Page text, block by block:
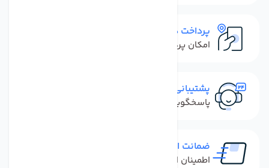
پرداخت در محل
امکان پرداخت کل فاکتور در محل
پشتیبانی سریع
پاسخگویی سریع به تماس‌ها و پیام‌ها
ضمانت اصل بودن کالا
اطمینان از خرید کالای اورجینال